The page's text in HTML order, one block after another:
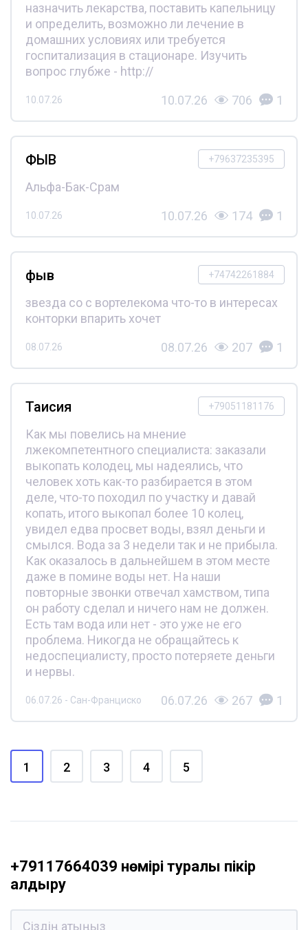
назначить лекарства, поставить капельницу
и определить, возможно ли лечение в
домашних условиях или требуется
госпитализация в стационаре. Изучить
вопрос глубже - http://
10.07.26 10.07.26 706 1
+79637235395
ФЫВ
Альфа-Бак-Срам
10.07.26 10.07.26 174 1
+74742261884
фыв
звезда со с вортелекома что-то в интересах
конторки впарить хочет
08.07.26 08.07.26 207 1
+79051181176
Таисия
Как мы повелись на мнение
лжекомпетентного специалиста: заказали
выкопать колодец, мы надеялись, что
человек хоть как-то разбирается в этом
деле, что-то походил по участку и давай
копать, итого выкопал более 10 колец,
увидел едва просвет воды, взял деньги и
смылся. Вода за 3 недели так и не прибыла.
Как оказалось в дальнейшем в этом месте
даже в помине воды нет. На наши
повторные звонки отвечал хамством, типа
он работу сделал и ничего нам не должен.
Есть там вода или нет - это уже не его
проблема. Никогда не обращайтесь к
недоспециалисту, просто потеряете деньги
и нервы.
06.07.26 - Сан-Франциско 06.07.26 267 1
1 2 3 4 5
+79117664039 нөмірі туралы пікір
қалдыру